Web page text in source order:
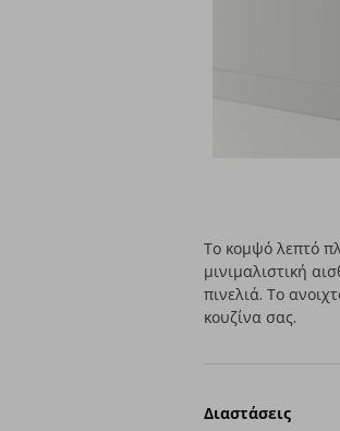
Το κομψό λεπτό
μινιμαλιστική
πινελιά. Το
κουζίνα σας.
Διαστάσεις